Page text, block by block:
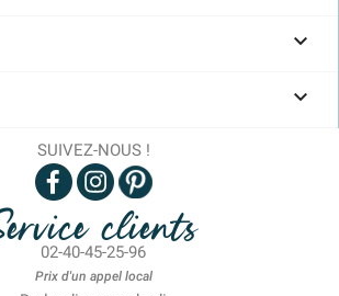


SUIVEZ-NOUS !
clients
02-40-45-25-96
Prix d'un appel local